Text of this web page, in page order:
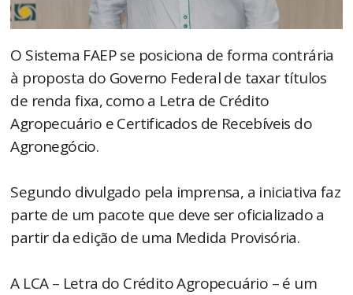
O Sistema FAEP se posiciona de forma contrária
à proposta do Governo Federal de taxar títulos
de renda fixa, como a Letra de Crédito
Agropecuário e Certificados de Recebíveis do
Agronegócio.
Segundo divulgado pela imprensa, a iniciativa faz
parte de um pacote que deve ser oficializado a
partir da edição de uma Medida Provisória.
A LCA – Letra do Crédito Agropecuário – é um